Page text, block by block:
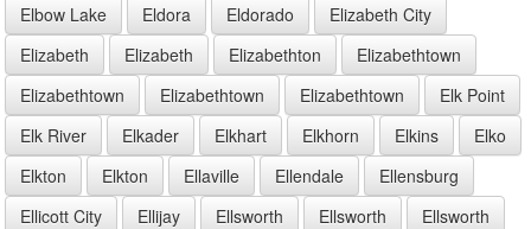
Elbow Lake
Eldora Eldorado
Elizabeth City
Elizabeth
Elizabeth Elizabethton
Elizabethtown
Elizabethtown
Elizabethtown Elizabethtown
Elk Point
Elk River
Elkader Elkhart Elkhorn Elkins
Elko
Elkton
Elkton Ellaville Ellendale
Ellensburg
Ellicott City
Ellijay Ellsworth Ellsworth
Ellsworth